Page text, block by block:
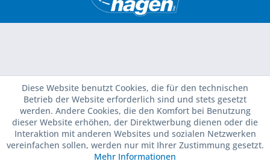
Diese Website benutzt Cookies, die für den technischen
Betrieb der Website erforderlich sind und stets gesetzt
werden. Andere Cookies, die den Komfort bei Benutzung
dieser Website erhöhen, der Direktwerbung dienen oder die
Interaktion mit anderen Websites und sozialen Netzwerken
vereinfachen sollen, werden nur mit Ihrer Zustimmung gesetzt.
Mehr Informationen